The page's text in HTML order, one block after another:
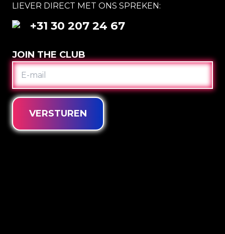
LIEVER DIRECT MET ONS SPREKEN:
+31 30 207 24 67
JOIN THE CLUB
E-
MAIL
VERSTUREN